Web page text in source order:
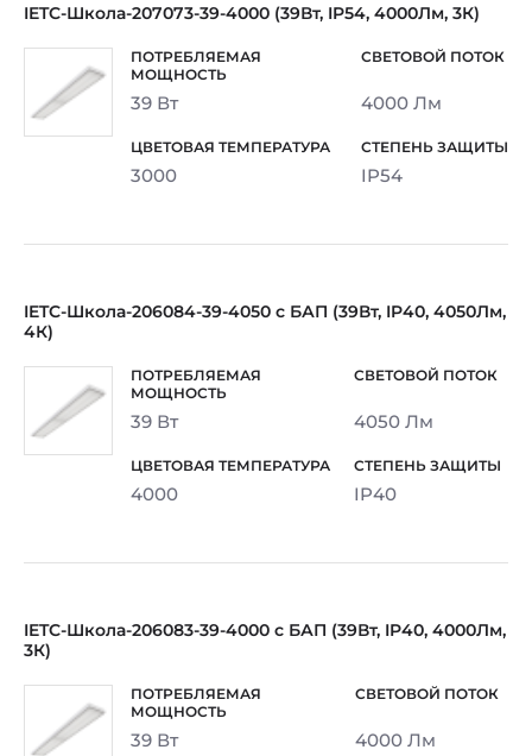
IETC-Школа-207073-39-4000 (39Вт, IP54, 4000Лм, 3К)
39 Вт 4000 Лм
3000 IP54
IETC-Школа-206084-39-4050 с БАП (39Вт, IP40, 4050Лм,
4К)
39 Вт 4050 Лм
4000 IP40
IETC-Школа-206083-39-4000 с БАП (39Вт, IP40, 4000Лм,
3К)
39 Вт 4000 Лм